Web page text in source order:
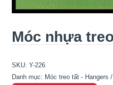
Móc nhựa
SKU: Y-226
Danh mục: Móc treo tất - Hangers